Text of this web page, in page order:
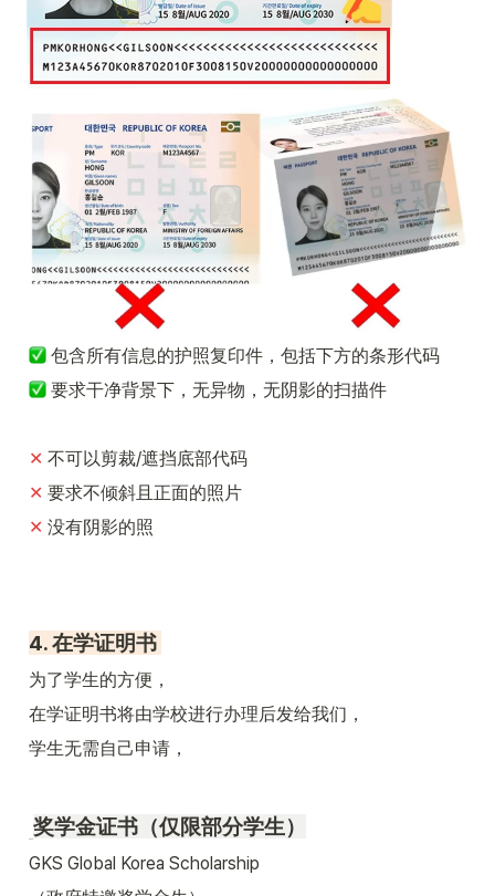
包含所有信息的护照复印件，包括下方的条形代码
要求干净背景下，无异物，无阴影的扫描件
✕ 不可以剪裁/遮挡底部代码
✕ 要求不倾斜且正面的照片
✕ 没有阴影的照
4. 在学证明书
为了学生的方便，
在学证明书将由学校进行办理后发给我们，
学生无需自己申请，
奖学金证书（仅限部分学生）
GKS Global Korea Scholarship